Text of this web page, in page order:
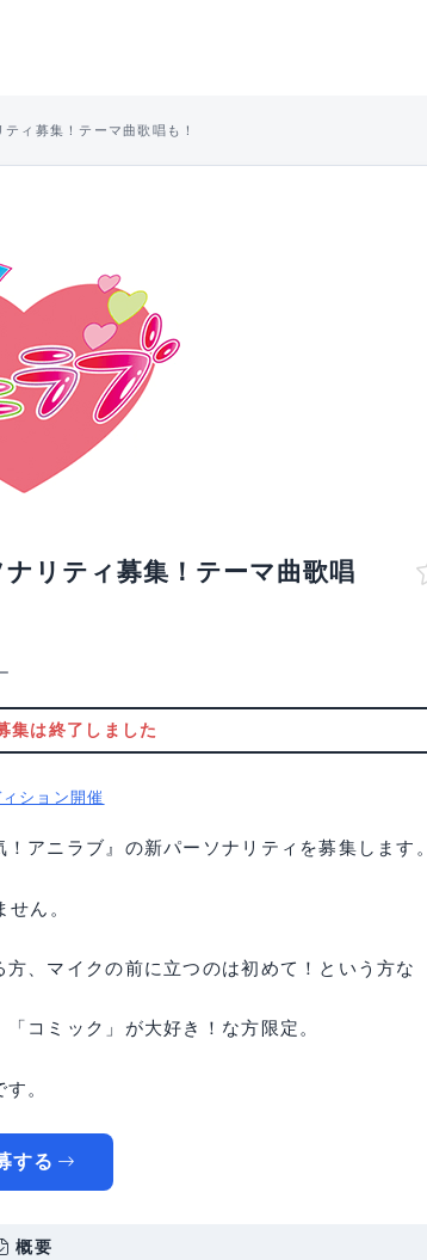
ィ募集！テーマ曲歌唱も！
リティ募集！テーマ曲歌唱
集は終了しました
ション開催
アニラブ』の新パーソナリティを募集します。
ん。
、マイクの前に立つのは初めて！という方な
コミック」が大好き！な方限定。
。
する
概要